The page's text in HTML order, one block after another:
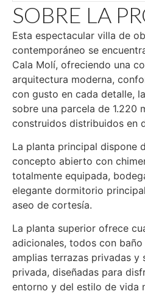
SOBRE LA
Esta espectacular villa de
contemporáneo se
Cala Molí, ofreciendo una
arquitectura moderna,
con gusto en cada detalle,
sobre una parcela de 1.220
construidos distribuidos en
La planta principal dispone
concepto abierto con
totalmente equipada,
elegante dormitorio
aseo de cortesía.
La planta superior ofrece
adicionales, todos con
amplias terrazas privadas y
privada, diseñadas para
entorno y del estilo de vida